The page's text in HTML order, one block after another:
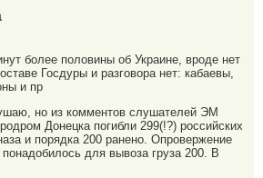
более половины об Украине, вроде нет
Госдуры и разговора нет: кабаевы,
и пр
но из комментов слушателей ЭМ
Донецка погибли 299(!?) российских
и порядка 200 ранено. Опровержение
для вывоза груза 200. В